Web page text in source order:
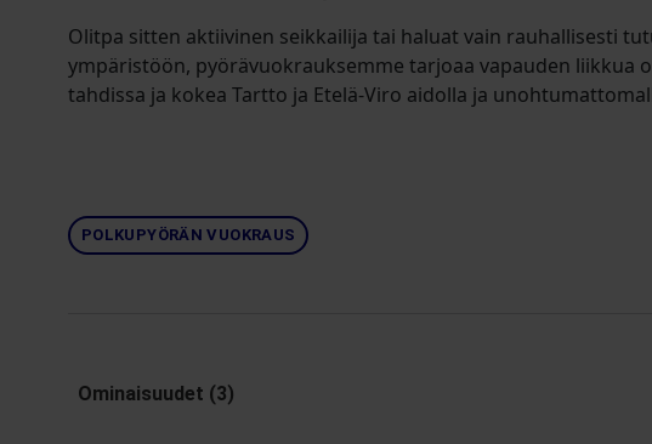
Olitpa sitten aktiivinen seikkailija tai haluat vain rauhallisesti
ympäristöön, pyörävuokrauksemme tarjoaa vapauden liikkua
tahdissa ja kokea Tartto ja Etelä-Viro aidolla ja
POLKUPYÖRÄN VUOKRAUS
Ominaisuudet (3)